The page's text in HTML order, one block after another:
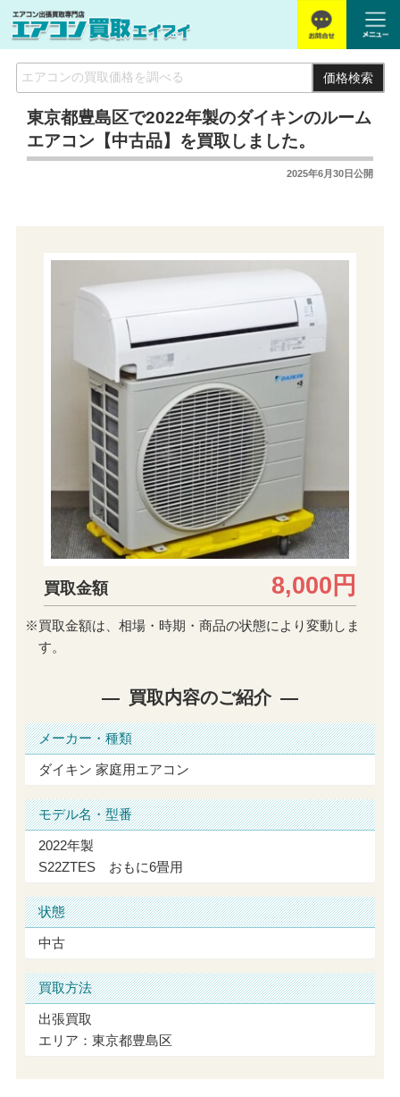
価格検索
東京都豊島区で2022年製のダイキンのルーム
エアコン【中古品】を買取しました。
2025年6月30日公開
買取金額 8,000円
※買取金額は、相場・時期・商品の状態により変動しま
す。
買取内容のご紹介
メーカー・種類
ダイキン 家庭用エアコン
モデル名・型番
2022年製
S22ZTES おもに6畳用
状態
中古
買取方法
出張買取
エリア：東京都豊島区